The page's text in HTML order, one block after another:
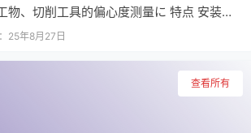
用途 圆筒形状的加工物、切削工具的偏心度测量に 特点 安装在您现有的指示器上，可以在定盘上或桌面上进行偏心度测量。 信頼の日本製です。 为了使切削工具更容易测量，我们将摆动降低。 附带专用支架1个。 规格 床上面和中心的平行度(μm)：5以内 床垫表面的平面度(μm)：5以内 中心侧面平行度(μm)：10 主轴移动量(mm)：10 材料 本体：铸铁 本体以外：機械構造用炭素钢 商品代码品番本体质量…
25年8月27日
查看所有